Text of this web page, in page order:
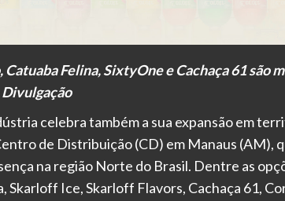
Felina, SixtyOne e Cachaça 61 são
celebra também a sua expansão em
de Distribuição (CD) em Manaus (AM),
na região Norte do Brasil. Dentre as
Skarloff Ice, Skarloff Flavors, Cachaça 61,